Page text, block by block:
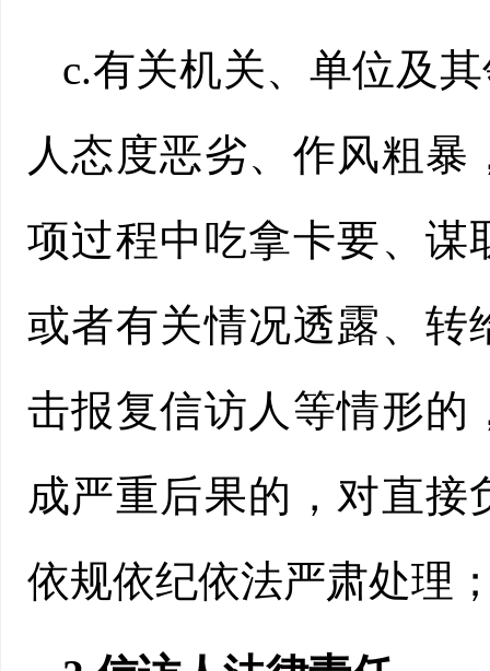
c.有关机关、单位及
人态度恶劣、作风粗
项过程中吃拿卡要、谋
或者有关情况透露、转
击报复信访人等情形的
成严重后果的，对直
依规依纪依法严肃处理